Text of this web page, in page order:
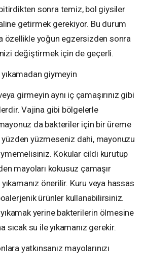
sonra temiz, bol giysiler
getirmek gerekiyor. Bu durum
özellikle yoğun egzersizden sonra
değiştirmek için de geçerli.
giymeyin
girmeyin aynı iç çamaşırınız gibi
Vajina gibi bölgelerle
da bakteriler için bir üreme
yüzden yüzmeseniz dahi, mayonuzu
Kokular cildi kurutup
mayoları kokusuz çamaşır
önerilir. Kuru veya hassas
ürünler kullanabilirsiniz.
yerine bakterilerin ölmesine
sıcak su ile yıkamanız gerekir.
yatkınsanız mayolarınızı